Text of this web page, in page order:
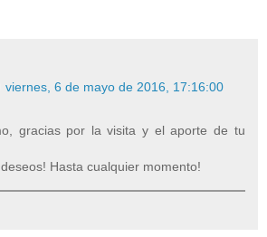
viernes, 6 de mayo de 2016, 17:16:00
gracias por la visita y el aporte de tu
Hasta cualquier momento!